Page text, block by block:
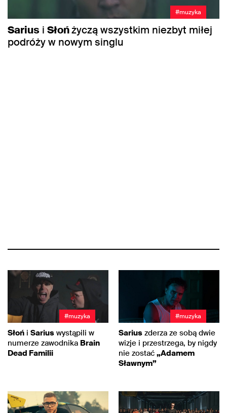
#muzyka
Sarius i Słońżyczą wszystkim niezbyt miłej
podróży w nowym singlu
#muzyka
Słoń i Sarius wystąpili w
numerze zawodnika Brain
Dead Familii
#muzyka
Sarius zderza ze sobą dwie
wizje i przestrzega, by nigdy
nie zostać „Adamem
Sławnym”